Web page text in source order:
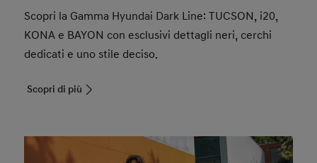
Scopri la Gamma Hyundai Dark Line: TUCSON, i20,
KONA e BAYON con esclusivi dettagli neri, cerchi
dedicati e uno stile deciso.
Scopri di più